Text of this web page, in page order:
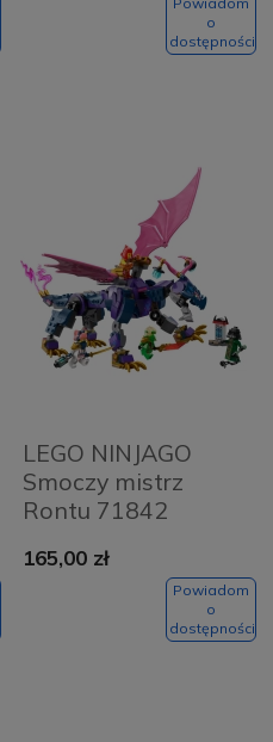
o
dostępności
LEGO NINJAGO
Smoczy mistrz
Rontu 71842
165,00 zł
Powiadom
o
dostępności